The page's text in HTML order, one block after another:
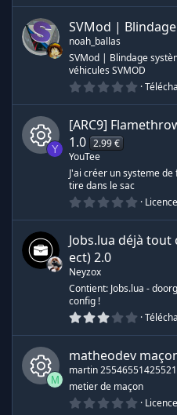
r
c
s
(
s
0
0
é
o
i
l
e
(
s
)
SVMod |
noah_ballas
SVMod | Blindage
véhicules SVMOD
0
0
0
é
l
s
c
ô
n
d
e
Y
[ARC9]
1.0 2.99 €
YouTee
J'ai créer un systeme
tire dans le sac
0
0
0
é
l
s
Jobs.lua déjà
ect)2.0
Neyzox
Contient: Jobs.lua -
config !
3
0
0
é
t
o
i
M
matheodev
martin
metier de maçon
0